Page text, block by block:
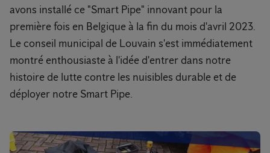
avons installé ce "Smart Pipe" innovant pour la
première fois en Belgique à la fin du mois d'avril 2023.
Le conseil municipal de Louvain s'est immédiatement
montré enthousiaste à l'idée d'entrer dans notre
histoire de lutte contre les nuisibles durable et de
déployer notre Smart Pipe.